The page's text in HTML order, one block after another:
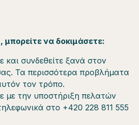
μπορείτε να δοκιμάσετε:
και συνδεθείτε ξανά στον
Τα περισσότερα προβλήματα
τον τρόπο.
με την υποστήριξη πελατών
στο +420 228 811 555